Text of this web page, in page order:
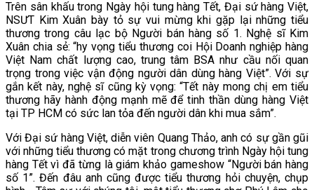
Trên sân khấu trong Ngày hội tung hàng Tết, Đại sứ hàng Việt,
NSƯT Kim Xuân bày tỏ sự vui mừng khi gặp lại những tiểu
thương trong câu lạc bộ Người bán hàng số 1. Nghệ sĩ Kim
Xuân chia sẻ: “hy vọng tiểu thương coi Hội Doanh nghiệp hàng
Việt Nam chất lượng cao, trung tâm BSA như cầu nối quan
trọng trong việc vận động người dân dùng hàng Việt”. Với sự
gắn kết này, nghệ sĩ cũng kỳ vọng: “Tết này mong chị em tiểu
thương hãy hành động mạnh mẽ để tinh thần dùng hàng Việt
tại TP HCM có sức lan tỏa đến người dân khi mua sắm”.
Với Đại sứ hàng Việt, diễn viên Quang Thảo, anh có sự gần gũi
với những tiểu thương có mặt trong chương trình Ngày hội tung
hàng Tết vì đã từng là giám khảo gameshow “Người bán hàng
số 1”. Đến đâu anh cũng được tiểu thương hỏi chuyện, chụp